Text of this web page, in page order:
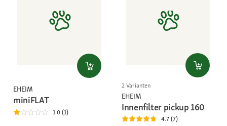
EHEIM
miniFLAT
1.0 (1)
2 Varianten
EHEIM
Innenfilter pickup 160
4.7 (7)